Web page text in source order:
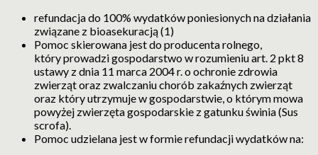
refundacja do 100% wydatków poniesionych na działania
związane z bioasekuracją (1)
Pomoc skierowana jest do producenta rolnego,
który prowadzi gospodarstwo w rozumieniu art. 2 pkt 8
ustawy z dnia 11 marca 2004 r. o ochronie zdrowia
zwierząt oraz zwalczaniu chorób zakaźnych zwierząt
oraz który utrzymuje w gospodarstwie, o którym mowa
powyżej zwierzęta gospodarskie z gatunku świnia (Sus
scrofa).
Pomoc udzielana jest w formie refundacji wydatków na: